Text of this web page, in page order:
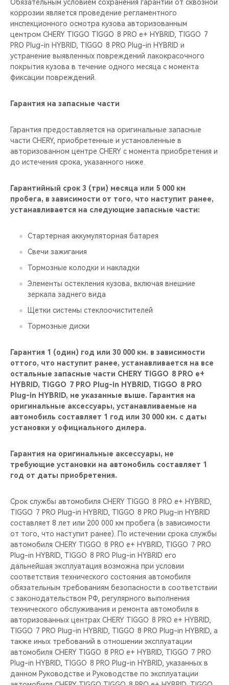
Обязательным условием сохранения гарантии от сквозной
коррозии является проведение регламентного
инспекционного осмотра кузова авторизованным
центром CHERY TIGGO TIGGO 8 PRO е+ HYBRID, TIGGO 7
PRO Plug-in HYBRID, TIGGO 8 PRO Plug-in HYBRID и
устранение выявленных повреждений лакокрасочного
покрытия кузова в течение одного месяца с момента
фиксации повреждений.
Гарантия на запасные части
Гарантия предоставляется на оригинальные запасные
части CHERY, приобретенные и установленные в
авторизованном центре CHERY с момента приобретения и
до истечения срока, указанного ниже.
Гарантийный срок 3 (три) месяца или 5 000 км
пробега, в зависимости от того, что наступит ранее,
устанавливается на следующие запасные части:
Стартерная аккумуляторная батарея
Свечи зажигания
Тормозные колодки и накладки
Элементы остекления кузова, включая внешние
зеркала заднего вида
Щетки системы стеклоочистителей
Тормозные диски
Гарантия 1 (один) год или 30 000 км. в зависимости
оттого, что наступит ранее, устанавливается на все
остальные запасные части CHERY TIGGO 8 PRO е+
HYBRID, TIGGO 7 PRO Plug-in HYBRID, TIGGO 8 PRO
Plug-in HYBRID, не указанные выше. Гарантия на
оригинальные аксессуары, устанавливаемые на
автомобиль составляет 1 год или 30 000 км. с даты
установки у официального дилера.
Гарантия на оригинальные аксессуары, не
требующие установки на автомобиль составляет 1
год от даты приобретения.
Срок службы автомобиля CHERY TIGGO 8 PRO е+ HYBRID,
TIGGO 7 PRO Plug-in HYBRID, TIGGO 8 PRO Plug-in HYBRID
составляет 8 лет или 200 000 км пробега (в зависимости
от того, что наступит ранее). По истечении срока службы
автомобиля CHERY TIGGO 8 PRO е+ HYBRID, TIGGO 7 PRO
Plug-in HYBRID, TIGGO 8 PRO Plug-in HYBRID его
дальнейшая эксплуатация возможна при условии
соответствия технического состояния автомобиля
обязательным требованиям безопасности в соответствии
с законодательством РФ, регулярного выполнения
технического обслуживания и ремонта автомобиля в
авторизованных центрах CHERY TIGGO 8 PRO е+ HYBRID,
TIGGO 7 PRO Plug-in HYBRID, TIGGO 8 PRO Plug-in HYBRID, а
также иных требований в отношении эксплуатации
автомобиля CHERY TIGGO 8 PRO е+ HYBRID, TIGGO 7 PRO
Plug-in HYBRID, TIGGO 8 PRO Plug-in HYBRID, указанных в
данном Руководстве и Руководстве по эксплуатации